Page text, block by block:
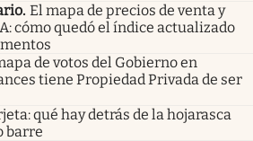
. El mapa de precios de venta y
cómo quedó el índice actualizado
de votos del Gobierno en
tiene Propiedad Privada de ser
qué hay detrás de la hojarasca
barre